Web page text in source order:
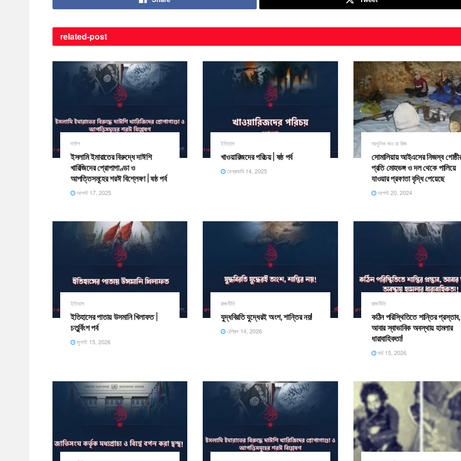
related-post
দাঈশ
ইসলামি ইমারাতের বিরুদ্ধে দাঈশি
খারিজিদের প্রোপাগাণ্ডা ও
আপত্তিসমূহের শরঈ বিশ্লেষণ | ষষ্ঠ পর্ব
আগস্ট 17, 2025
ইতিহাস
খাওয়ারিজদের পরিচয় | ষষ্ঠ পর্ব
ফেব্রুয়ারি 14, 2025
আধুনিক খাও য়া রিজ
সোমালিয়ায় আইএসের নিজস্ব
প্রতি মোহভঙ্গ ও দল থেকে পালিয়ে
যাওয়ার প্রবণতা বৃদ্ধি পেয়েছে
আগস্ট 20, 2024
ইতিহাস
ইতিহাসের পাতায় উসমানি খিলাফত |
চতুর্বিংশ পর্ব
জুলাই 15, 2026
রাজনীতি
যুদ্ধবিরতি যুদ্ধেরই অংশ, শান্তির নয়!
এপ্রিল 14, 2026
রাজনীতি
কঠিন পরিস্থিতিতে শান্তির প্রস্তাব,
আবার স্বাভাবিক অবস্থায় হামলার
ধারাবাহিকতা! ​
মার্চ 15, 2026